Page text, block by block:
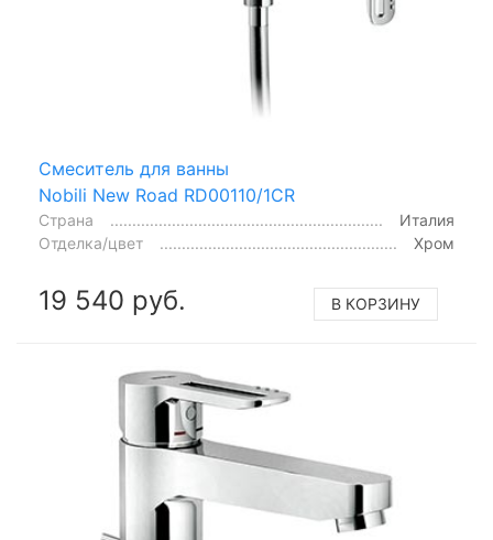
Смеситель для ванны
Nobili New Road RD00110/1CR
Страна
Италия
Отделка/цвет
Хром
19 540 руб. В КОРЗИНУ